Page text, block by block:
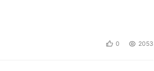
0 2053